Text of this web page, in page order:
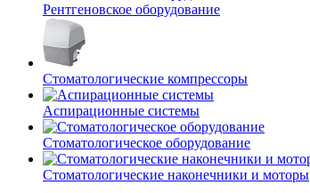
Рентгеновское оборудование
Стоматологические компрессоры
Аспирационные системы
Стоматологическое оборудование
Стоматологические наконечники и моторы